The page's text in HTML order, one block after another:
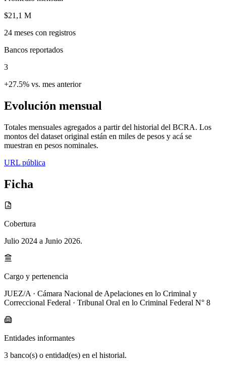
$21,1 M
24 meses con registros
Bancos reportados
3
+27.5% vs. mes anterior
Evolución mensual
Totales mensuales agregados a partir del historial del BCRA. Los
montos del dataset original están en miles de pesos y acá se
muestran en pesos nominales.
URL pública
Ficha
Cobertura
Julio 2024 a Junio 2026.
Cargo y pertenencia
JUEZ/A · Cámara Nacional de Apelaciones en lo Criminal y
Correccional Federal · Tribunal Oral en lo Criminal Federal N° 8
Entidades informantes
3 banco(s) o entidad(es) en el historial.